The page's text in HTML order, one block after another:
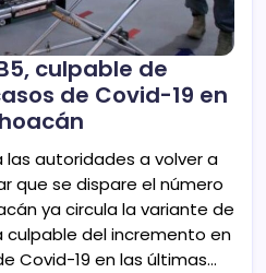
culpable de
de Covid-19 en
las autoridades a volver a
que se dispare el número
ya circula la variante de
culpable del incremento en
Covid-19 en las últimas…